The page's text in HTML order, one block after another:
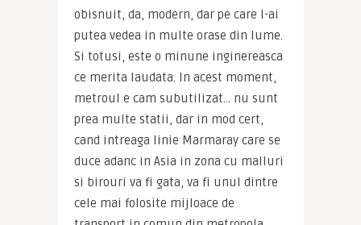
obisnuit, da, modern, dar pe care l-ai
putea vedea in multe orase din lume.
Si totusi, este o minune inginereasca
ce merita laudata. In acest moment,
metroul e cam subutilizat… nu sunt
prea multe statii, dar in mod cert,
cand intreaga linie Marmaray care se
duce adanc in Asia in zona cu malluri
si birouri va fi gata, va fi unul dintre
cele mai folosite mijloace de